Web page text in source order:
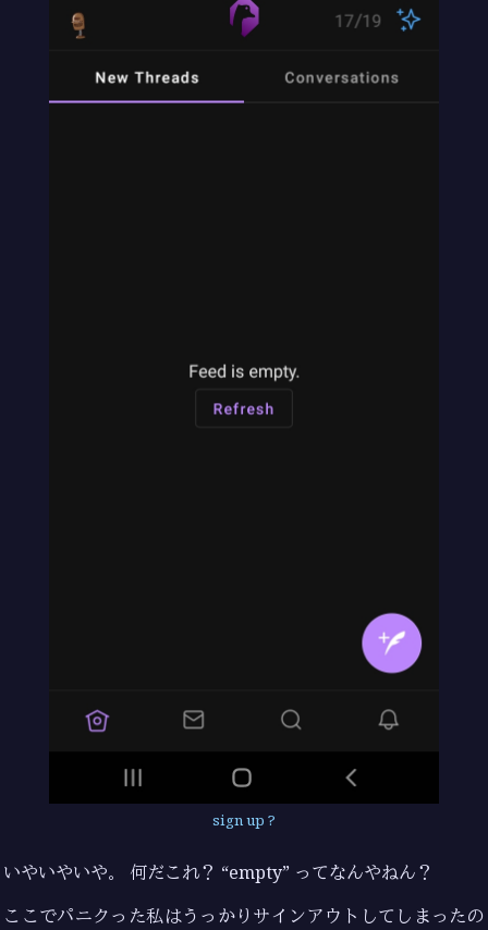
sign up ?
いやいやいや。 何だこれ？ “empty” ってなんやねん？
ここでパニクった私はうっかりサインアウトしてしまったの